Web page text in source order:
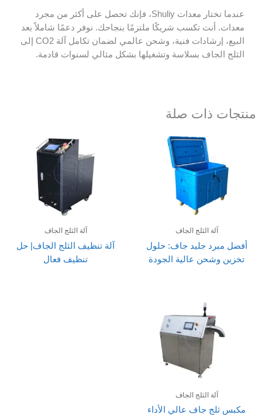
عندما تختار معدات Shuliy، فإنك تحصل على أكثر من مجرد
معدات. أنت تكسب شريكًا ملتزمًا بنجاحك. نوفر دعمًا شاملاً بعد
البيع، إرشادات فنية، وشحن عالمي لضمان تكامل آلة CO2 إلى
الثلج الجاف بسلاسة وتشغيلها بشكل مثالي لسنوات قادمة.
منتجات ذات صلة
آلة الثلج الجاف
أفضل مبرد جليد جاف: حلول
تخزين وشحن عالية الجودة
آلة الثلج الجاف
آلة تنظيف الثلج الجاف| حل
تنظيف فعال
آلة الثلج الجاف
مكبس ثلج جاف عالي الأداء